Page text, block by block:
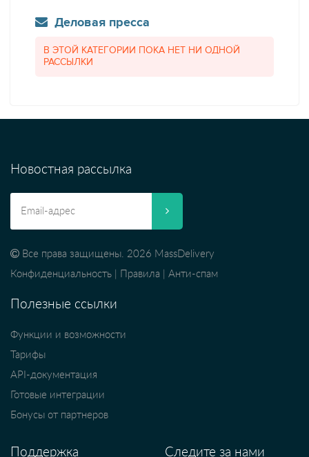
Деловая пресса
В ЭТОЙ КАТЕГОРИИ ПОКА НЕТ НИ ОДНОЙ
РАССЫЛКИ
Новостная рассылка
Все права защищены. 2026 MassDelivery
Конфиденциальность
Правила Анти-спам
Полезные ссылки
Функции и возможности
Тарифы
API-документация
Готовые интеграции
Бонусы от партнеров
Поддержка Следите за нами